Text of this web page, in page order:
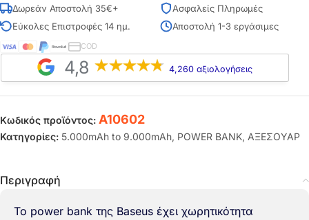
Δωρεάν Αποστολή 35€+
Ασφαλείς Πληρωμές
Εύκολες Επιστροφές 14 ημ.
Αποστολή 1-3 εργάσιμες
COD
4,8 4,260 αξιολογήσεις
Κωδικός προϊόντος: A10602
Κατηγορίες: 5.000mAh to 9.000mAh, POWER BANK, ΑΞΕΣΟΥΑΡ
Περιγραφή
Το power bank της Baseus έχει χωρητικότητα